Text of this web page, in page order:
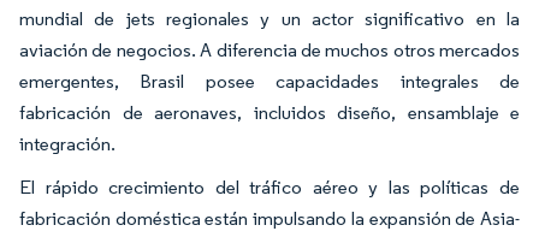
mundial de jets regionales y un actor significativo en la
aviación de negocios. A diferencia de muchos otros mercados
emergentes, Brasil posee capacidades integrales de
fabricación de aeronaves, incluidos diseño, ensamblaje e
integración.
El rápido crecimiento del tráfico aéreo y las políticas de
fabricación doméstica están impulsando la expansión de Asia-